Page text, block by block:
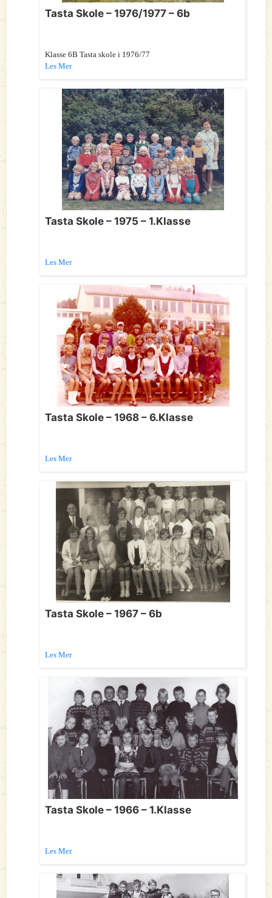
Tasta Skole – 1976/1977 – 6b
Klasse 6B Tasta skole i 1976/77
Les Mer
Tasta Skole – 1975 – 1.Klasse
Les Mer
Tasta Skole – 1968 – 6.Klasse
Les Mer
Tasta Skole – 1967 – 6b
Les Mer
Tasta Skole – 1966 – 1.Klasse
Les Mer